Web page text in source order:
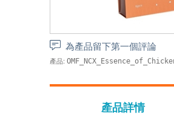
為產品留下第一個評論
產品:
產品詳情